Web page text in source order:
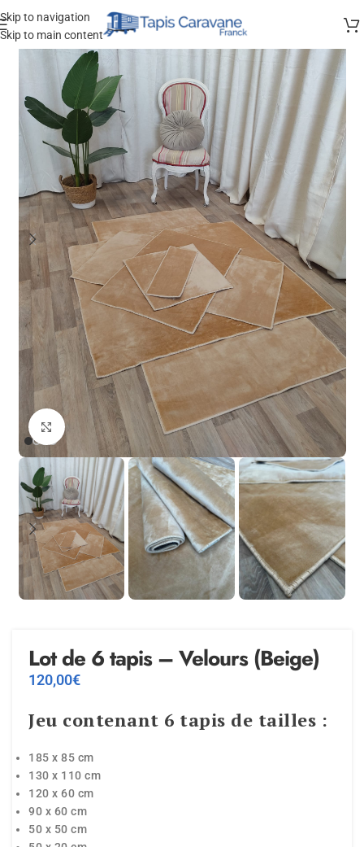
Skip to navigation
Skip to main content
Agrandir
Lot de 6 tapis – Velours (Beige)
120,00€
Jeu contenant 6 tapis de tailles :
185 x 85 cm
130 x 110 cm
120 x 60 cm
90 x 60 cm
50 x 50 cm